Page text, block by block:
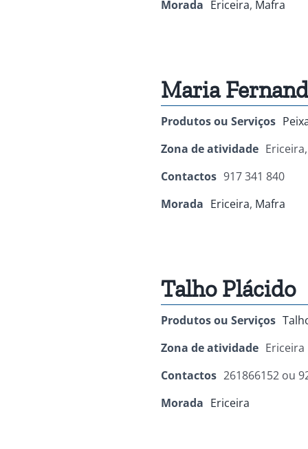
Morada Ericeira, Mafra
Maria
Produtos ou Serviços
Zona de atividade
Contactos 917 341 840
Morada Ericeira, Mafra
Talho Plácido
Produtos ou Serviços
Zona de atividade Ericeira
Contactos 261866152 ou
Morada Ericeira